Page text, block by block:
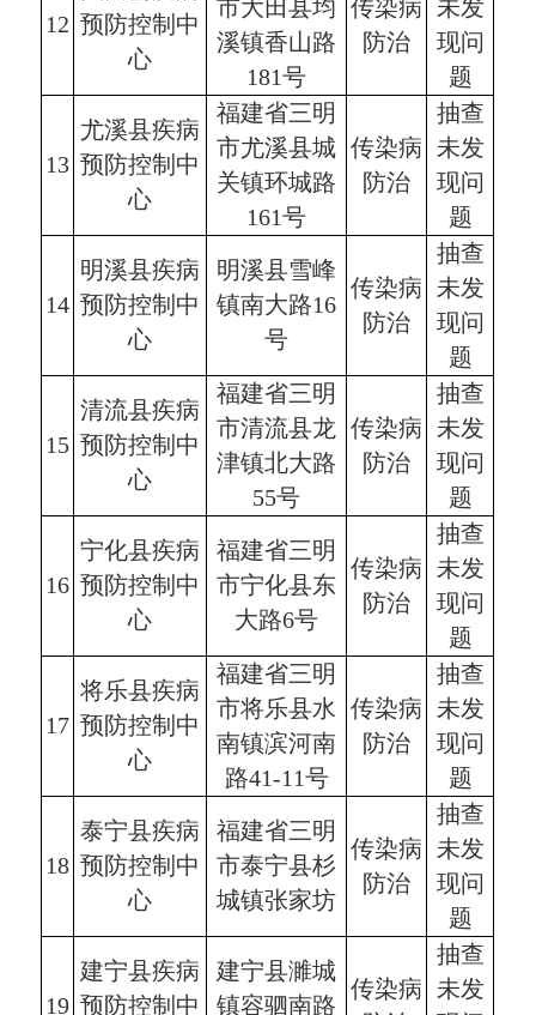
12 预防控制中
心
市大田县均
溪镇香山路
181号
传染病
防治
未发
现问
题
13
尤溪县疾病
预防控制中
心
福建省三明
市尤溪县城
关镇环城路
161号
传染病
防治
抽查
未发
现问
题
14
明溪县疾病
预防控制中
心
明溪县雪峰
镇南大路16
号
传染病
防治
抽查
未发
现问
题
15
清流县疾病
预防控制中
心
福建省三明
市清流县龙
津镇北大路
55号
传染病
防治
抽查
未发
现问
题
16
宁化县疾病
预防控制中
心
福建省三明
市宁化县东
大路6号
传染病
防治
抽查
未发
现问
题
17
将乐县疾病
预防控制中
心
福建省三明
市将乐县水
南镇滨河南
路41-11号
传染病
防治
抽查
未发
现问
题
18
泰宁县疾病
预防控制中
心
福建省三明
市泰宁县杉
城镇张家坊
传染病
防治
抽查
未发
现问
题
19
建宁县疾病
预防控制中
建宁县濉城
镇容驷南路
传染病
抽查
未发